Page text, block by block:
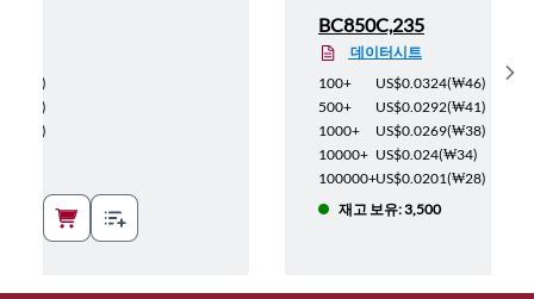
)
)
)
BC850C,235
데이터시트
100+
US$0.0324(₩46)
500+
US$0.0292(₩41)
1000+
US$0.0269(₩38)
10000+ US$0.024(₩34)
100000+US$0.0201(₩28)
재고 보유: 3,500